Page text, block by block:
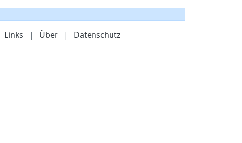
Links | Über | Datenschutz